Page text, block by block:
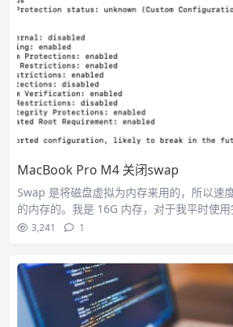
MacBook Pro M4 关闭swap
Swap 是将磁盘虚拟为内存来用的，所以速
的内存的。我是 16G 内存，对于我平时使
3,241 1